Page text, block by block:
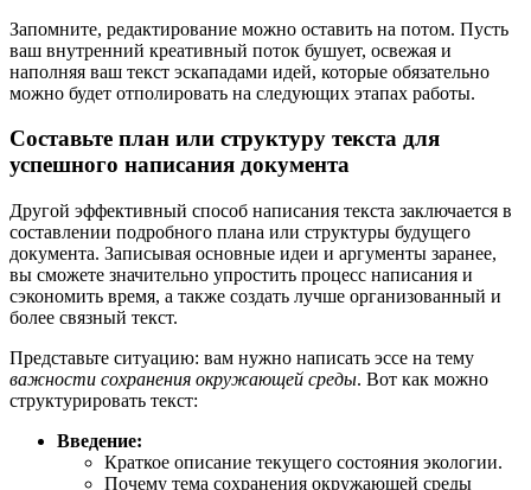
Запомните, редактирование можно оставить на потом. Пусть
ваш внутренний креативный поток бушует, освежая и
наполняя ваш текст эскападами идей, которые обязательно
можно будет отполировать на следующих этапах работы.
Составьте план или структуру текста для
успешного написания документа
Другой эффективный способ написания текста заключается в
составлении подробного плана или структуры будущего
документа. Записывая основные идеи и аргументы заранее,
вы сможете значительно упростить процесс написания и
сэкономить время, а также создать лучше организованный и
более связный текст.
Представьте ситуацию: вам нужно написать эссе на тему
важности сохранения окружающей среды. Вот как можно
структурировать текст:
Введение:
Краткое описание текущего состояния экологии.
Почему тема сохранения окружающей среды